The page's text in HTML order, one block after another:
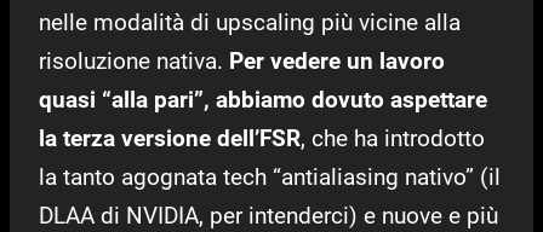
nelle modalità di upscaling più vicine alla
risoluzione nativa. Per vedere un lavoro
quasi “alla pari”, abbiamo dovuto aspettare
la terza versione dell’FSR, che ha introdotto
la tanto agognata tech “antialiasing nativo” (il
DLAA di NVIDIA, per intenderci) e nuove e più